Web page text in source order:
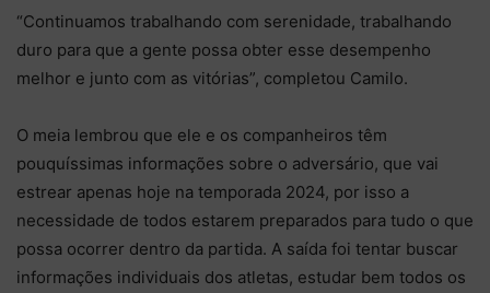
“Continuamos trabalhando com serenidade, trabalhando
duro para que a gente possa obter esse desempenho
melhor e junto com as vitórias”, completou Camilo.
O meia lembrou que ele e os companheiros têm
pouquíssimas informações sobre o adversário, que vai
estrear apenas hoje na temporada 2024, por isso a
necessidade de todos estarem preparados para tudo o que
possa ocorrer dentro da partida. A saída foi tentar buscar
informações individuais dos atletas, estudar bem todos os